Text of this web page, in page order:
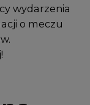
wydarzenia
o meczu